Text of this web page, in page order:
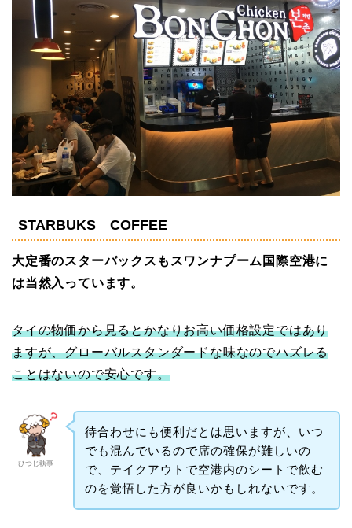
STARBUKS COFFEE
大定番のスターバックスもスワンナプーム国際空港に
は当然入っています。
タイの物価から見るとかなりお高い価格設定ではあり
ますが、グローバルスタンダードな味なのでハズレる
ことはないので安心です。
ひつじ執事
待合わせにも便利だとは思いますが、いつ
でも混んでいるので席の確保が難しいの
で、テイクアウトで空港内のシートで飲む
のを覚悟した方が良いかもしれないです。